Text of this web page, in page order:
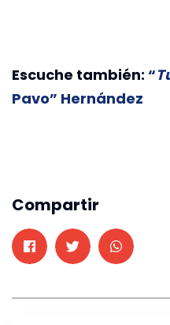
Escuche también: “
Pavo” Hernández
Compartir